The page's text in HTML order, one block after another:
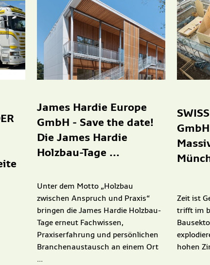
James Hardie Europe
GmbH - Save the date!
Die James Hardie
Holzbau-Tage ...
Unter dem Motto „Holzbau
zwischen Anspruch und Praxis“
bringen die James Hardie Holzbau-
Tage erneut Fachwissen,
Praxiserfahrung und persönlichen
Branchenaustausch an einem Ort
...
Zeit ist
trifft im
hohen